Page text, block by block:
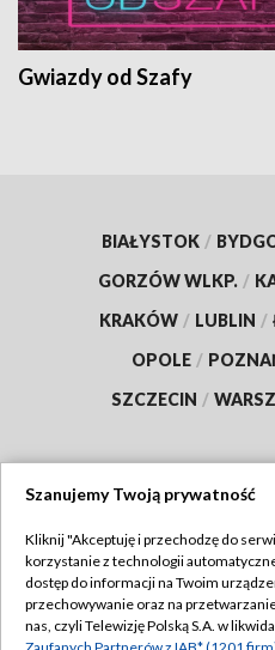
Gwiazdy od Szafy
BIAŁYSTOK /
GORZÓW WLKP. /
KRAKÓW / LUBLIN /
OPOLE /
SZCZECIN /
Abonament TVP
Emisja w TVP
Szanujemy Twoją prywatność
Kliknij "Akceptuję i przechodzę do
korzystanie z technologii
dostęp do informacji na Twoim
przechowywanie oraz na
nas, czyli Telewizję Polską S.A. w